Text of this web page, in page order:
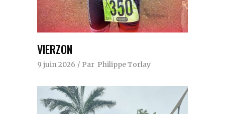
VIERZON
9 juin 2026 Par Philippe Torlay